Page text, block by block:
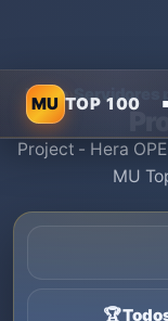
MU TOP 100
Inicio›Servidores
Project - Hera
MU
🏆